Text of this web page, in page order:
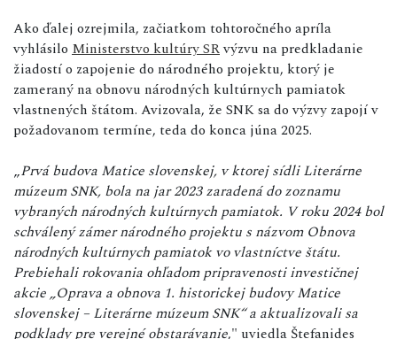
Ako ďalej ozrejmila, začiatkom tohtoročného apríla
vyhlásilo Ministerstvo kultúry SRvýzvu na predkladanie
žiadostí o zapojenie do národného projektu, ktorý je
zameraný na obnovu národných kultúrnych pamiatok
vlastnených štátom. Avizovala, že SNK sa do výzvy zapojí v
požadovanom termíne, teda do konca júna 2025.
„Prvá budova Matice slovenskej, v ktorej sídli Literárne
múzeum SNK, bola na jar 2023 zaradená do zoznamu
vybraných národných kultúrnych pamiatok. V roku 2024 bol
schválený zámer národného projektu s názvom Obnova
národných kultúrnych pamiatok vo vlastníctve štátu.
Prebiehali rokovania ohľadom pripravenosti investičnej
akcie „Oprava a obnova 1. historickej budovy Matice
slovenskej – Literárne múzeum SNK“ a aktualizovali sa
podklady pre verejné obstarávanie," uviedla Štefanides